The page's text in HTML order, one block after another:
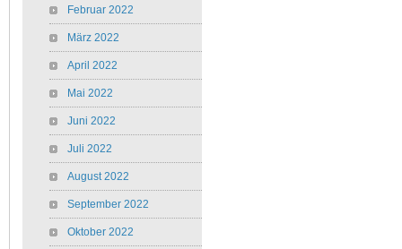
Februar 2022
März 2022
April 2022
Mai 2022
Juni 2022
Juli 2022
August 2022
September 2022
Oktober 2022